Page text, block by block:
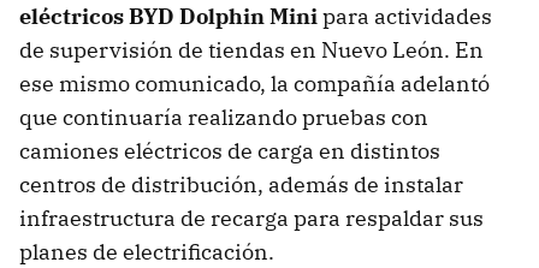
eléctricos BYD Dolphin Minipara actividades
de supervisión de tiendas en Nuevo León. En
ese mismo comunicado, la compañía adelantó
que continuaría realizando pruebas con
camiones eléctricos de carga en distintos
centros de distribución, además de instalar
infraestructura de recarga para respaldar sus
planes de electrificación.